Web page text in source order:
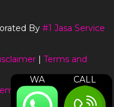
WA CALL
By #1 Jasa Service
| Terms and